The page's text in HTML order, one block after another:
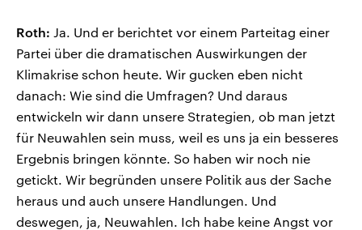
Roth: Ja. Und er berichtet vor einem Parteitag einer
Partei über die dramatischen Auswirkungen der
Klimakrise schon heute. Wir gucken eben nicht
danach: Wie sind die Umfragen? Und daraus
entwickeln wir dann unsere Strategien, ob man jetzt
für Neuwahlen sein muss, weil es uns ja ein besseres
Ergebnis bringen könnte. So haben wir noch nie
getickt. Wir begründen unsere Politik aus der Sache
heraus und auch unsere Handlungen. Und
deswegen, ja, Neuwahlen. Ich habe keine Angst vor